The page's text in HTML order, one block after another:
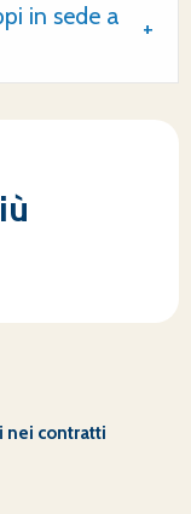
in sede a
nei contratti